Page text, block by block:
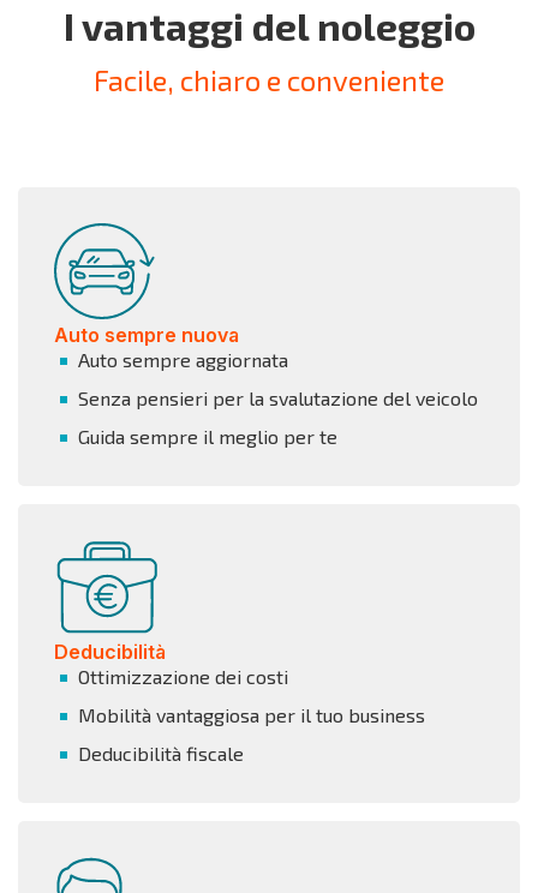
I vantaggi del noleggio
Facile, chiaro e conveniente
Auto sempre nuova
Auto sempre aggiornata
Senza pensieri per la svalutazione del veicolo
Guida sempre il meglio per te
Deducibilità
Ottimizzazione dei costi
Mobilità vantaggiosa per il tuo business
Deducibilità fiscale